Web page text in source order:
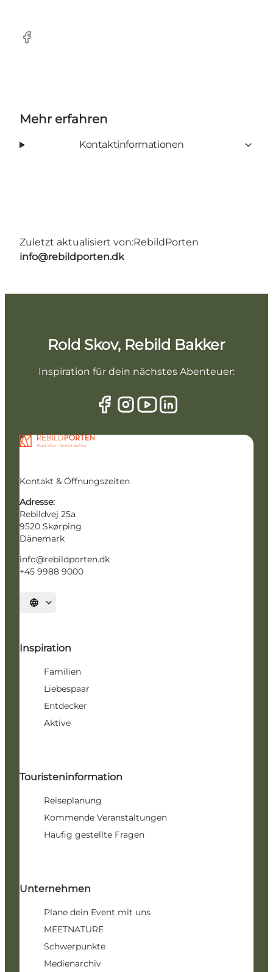
Facebook
Mehr erfahren
Kontaktinformationen
Zuletzt aktualisiert von:RebildPorten
info@rebildporten.dk
Rold Skov, Rebild Bakker
Inspiration für dein nächstes Abenteuer:
Kontakt & Öffnungszeiten
Adresse:
Rebildvej 25a
9520 Skørping
Dänemark
info@rebildporten.dk
+45 9988 9000
Sprache auswählen
Inspiration
Familien
Liebespaar
Entdecker
Aktive
Touristeninformation
Reiseplanung
Kommende Veranstaltungen
Häufig gestellte Fragen
Unternehmen
Plane dein Event mit uns
MEETNATURE
Schwerpunkte
Medienarchiv